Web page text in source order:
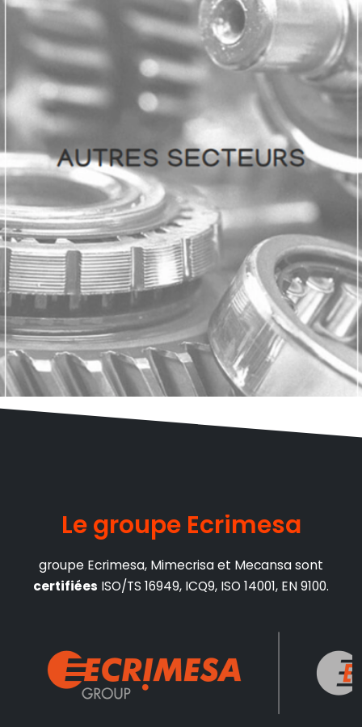
Le groupe Ecrimesa
groupe Ecrimesa, Mimecrisa et Mecansa sont
certifiées ISO/TS 16949, ICQ9, ISO 14001, EN 9100.